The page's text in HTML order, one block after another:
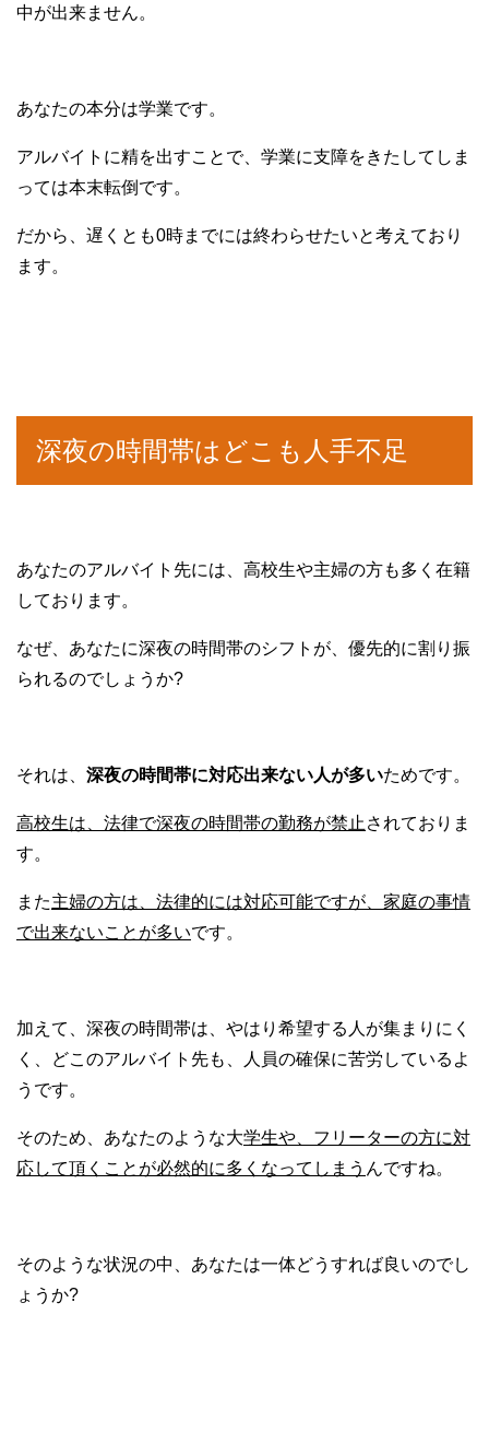
中が出来ません。
あなたの本分は学業です。
アルバイトに精を出すことで、学業に支障をきたしてしま
っては本末転倒です。
だから、遅くとも0時までには終わらせたいと考えており
ます。
深夜の時間帯はどこも人手不足
あなたのアルバイト先には、高校生や主婦の方も多く在籍
しております。
なぜ、あなたに深夜の時間帯のシフトが、優先的に割り振
られるのでしょうか?
それは、 深夜の時間帯に対応出来ない人が多いためです。
高校生は、法律で深夜の時間帯の勤務が禁止 されておりま
す。
また主婦の方は、法律的には対応可能ですが、家庭の事情
で出来ないことが多いです。
加えて、深夜の時間帯は、やはり希望する人が集まりにく
く、どこのアルバイト先も、人員の確保に苦労しているよ
うです。
そのため、あなたのような大学生や、フリーターの方に対
応して頂くことが必然的に多くなってしまう んですね。
そのような状況の中、あなたは一体どうすれば良いのでし
ょうか?